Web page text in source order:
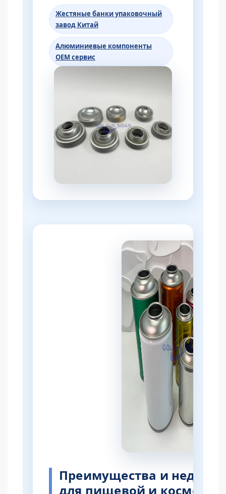
Жестяные банки упаковочный
завод Китай
Алюминиевые компоненты
OEM сервис
Преимущества и
для пищевой и